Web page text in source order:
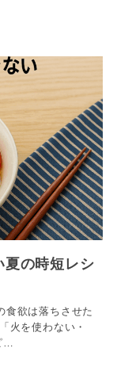
の時短レシ
食欲は落ちさせた
火を使わない・
…